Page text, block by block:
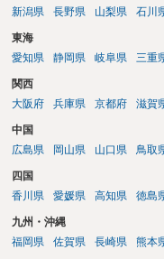
新潟県
長野県 山梨県 石川
東海
愛知県
静岡県 岐阜県 三重
関西
大阪府
兵庫県 京都府 滋賀
中国
広島県
岡山県 山口県 鳥取
四国
香川県
愛媛県 高知県 徳島
九州・沖縄
福岡県
佐賀県 長崎県 熊本